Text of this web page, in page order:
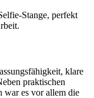
Stange, perfekt
klare
praktischen
war es vor allem die